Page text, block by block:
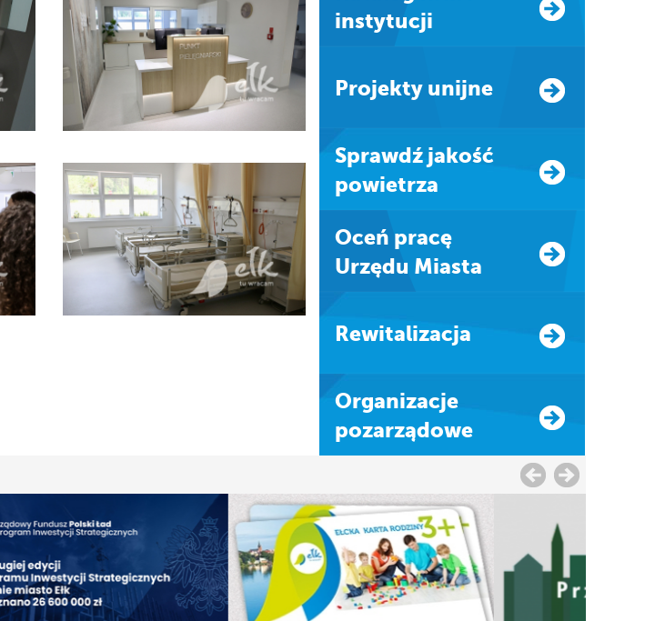
instytucji
Projekty unijne
Sprawdź jakość
powietrza
Oceń pracę
Urzędu Miasta
Rewitalizacja
Organizacje
pozarządowe